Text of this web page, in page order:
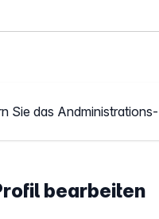
Sie das
bearbeiten